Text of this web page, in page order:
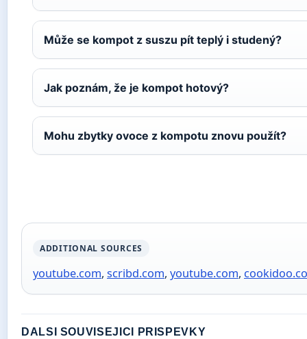
Může se kompot z suszu pít teplý i studený?
Jak poznám, že je kompot hotový?
Mohu zbytky ovoce z kompotu znovu použít?
ADDITIONAL SOURCES
youtube.com, scribd.com, youtube.com,
DALSI SOUVISEJICI PRISPEVKY